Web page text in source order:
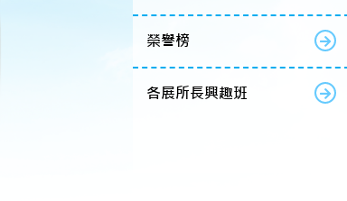
榮譽榜
各展所長興趣班